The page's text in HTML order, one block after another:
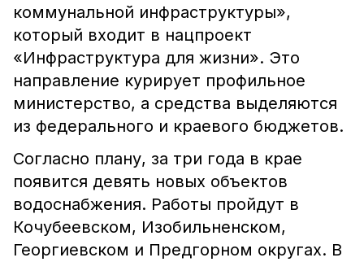
коммунальной инфраструктуры»,
который входит в нацпроект
«Инфраструктура для жизни». Это
направление курирует профильное
министерство, а средства выделяются
из федерального и краевого бюджетов.
Согласно плану, за три года в крае
появится девять новых объектов
водоснабжения. Работы пройдут в
Кочубеевском, Изобильненском,
Георгиевском и Предгорном округах. В